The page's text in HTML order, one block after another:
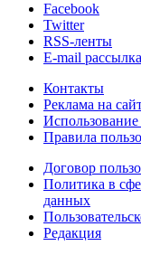
Facebook
Twitter
RSS-ленты
E-mail рассылка
Контакты
Реклама на
Использование
Правила
Договор
Политика в
данных
Редакция